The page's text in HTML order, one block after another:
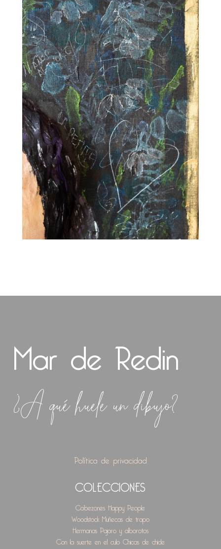
Mar de Redin
¿A qué huele un dibujo?
Política de privacidad
COLECCIONES
Cabezones Happy People
WoodstockMuñecas de trapo
HermanasPajoro y alborotos
Con la suerte en el culoChicas de chicle